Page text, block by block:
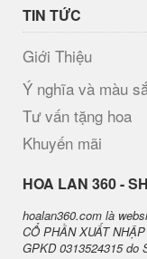
TIN TỨC
Giới Thiệu
Ý nghĩa và màu
Tư vấn tặng hoa
Khuyến mãi
H​OA LAN 360 -
hoalan360.com là
CỔ PHẦN XUẤT
GPKD 0313524315